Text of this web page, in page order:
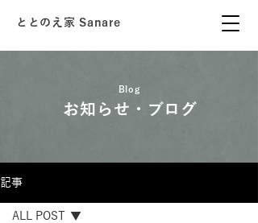
ととのえ家 Sanare
Blog
お知らせ・ブログ
記事
ALL POST